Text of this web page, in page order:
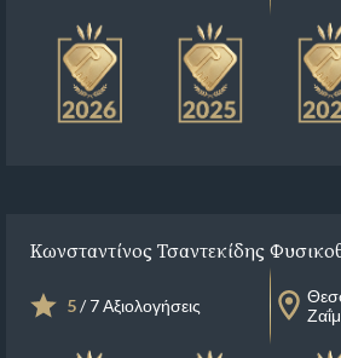
Κωνσταντίνος Τσαντεκίδης
5/ 7 Αξιολογήσεις